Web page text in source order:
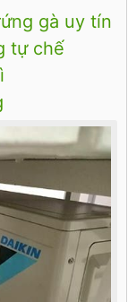
gà uy tín
tự chế